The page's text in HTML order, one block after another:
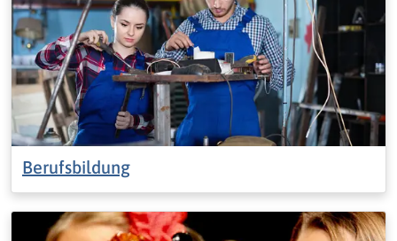
Berufsbildung